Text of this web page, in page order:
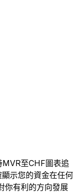
至CHF圖表追
示您的資金在任何
你有利的方向發展